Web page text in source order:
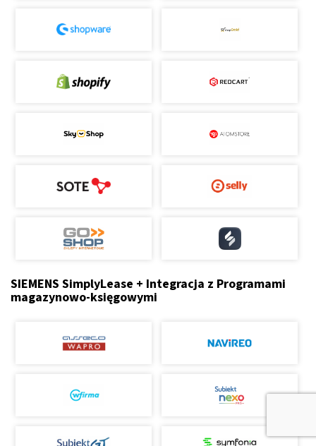
SIEMENS SimplyLease + Integracja z Programami
magazynowo-księgowymi